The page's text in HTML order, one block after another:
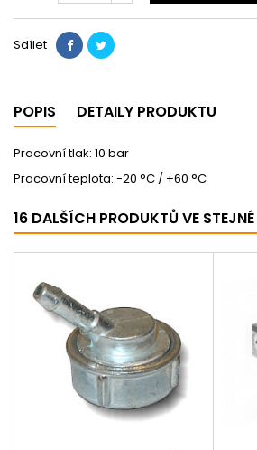
Sdílet
POPIS DETAILY PRODUKTU
Pracovní tlak: 10 bar
Pracovní teplota: -20 °C / +60 °C
16 DALŠÍCH PRODUKTŮ VE